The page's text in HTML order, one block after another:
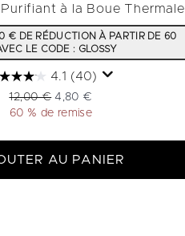
à la Boue Thermale
€ DE RÉDUCTION À PARTIR DE 60
LE CODE : GLOSSY
4.1 (40)
Prix de vente :
12,00 € Prix ​​actuel :
4,80 €
60 % de remise
AU PANIER